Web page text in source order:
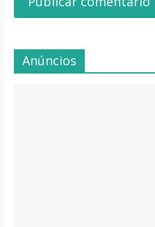
Anúncios